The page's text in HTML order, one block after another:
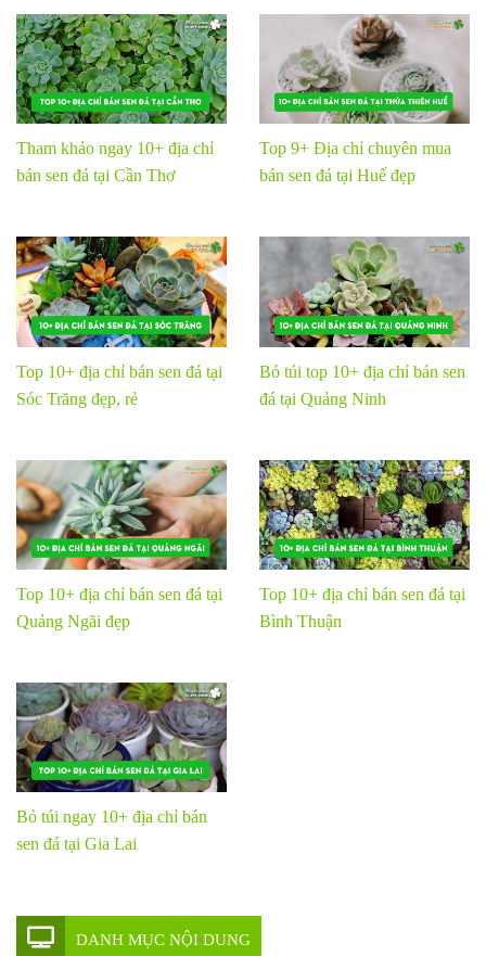
Tham khảo ngay 10+ địa chỉ
bán sen đá tại Cần Thơ
Top 9+ Địa chỉ chuyên mua
bán sen đá tại Huế đẹp
Top 10+ địa chỉ bán sen đá tại
Sóc Trăng đẹp, rẻ
Bỏ túi top 10+ địa chỉ bán sen
đá tại Quảng Ninh
Top 10+ địa chỉ bán sen đá tại
Quảng Ngãi đẹp
Top 10+ địa chỉ bán sen đá tại
Bình Thuận
Bỏ túi ngay 10+ địa chỉ bán
sen đá tại Gia Lai
DANH MỤC NỘI DUNG